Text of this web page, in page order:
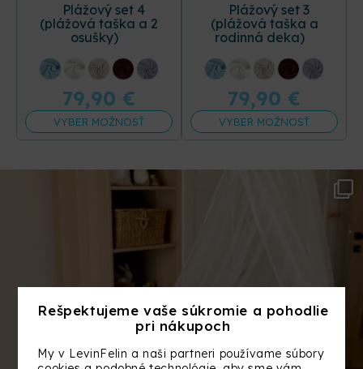
Plážový set 4
(plážová taška a 2
osušky)
79,90 €
VYBER MOŽNOSŤ
Plážový set 3
(plážová taška a
rodinná deka)
79,90 €
VYBER MOŽNOSŤ
Rešpektujeme vaše súkromie a pohodlie
pri nákupoch
My v LevinFelin a naši partneri používame súbory